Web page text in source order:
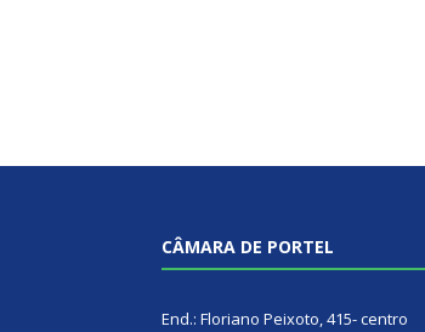
CÂMARA DE PORTEL
End.: Floriano Peixoto, 415- centro